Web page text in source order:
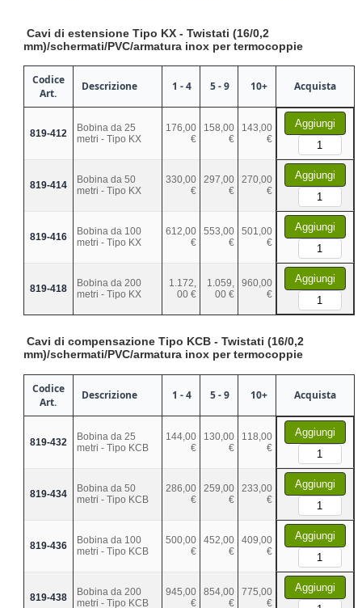
Cavi di estensione Tipo KX - Twistati (16/0,2
mm)/schermati/PVC/armatura inox per termocoppie
Codice
Art.
Descrizione 1 - 4 5 - 9 10+ Acquista
819-412
Bobina da 25
metri - Tipo KX
176,00
€
158,00
€
143,00
€
Aggiungi
819-414
Bobina da 50
metri - Tipo KX
330,00
€
297,00
€
270,00
€
Aggiungi
819-416
Bobina da 100
metri - Tipo KX
612,00
€
553,00
€
501,00
€
Aggiungi
819-418
Bobina da 200
metri - Tipo KX
1.172,
00 €
1.059,
00 €
960,00
€
Aggiungi
Cavi di compensazione Tipo KCB - Twistati (16/0,2
mm)/schermati/PVC/armatura inox per termocoppie
Codice
Art.
Descrizione 1 - 4 5 - 9 10+ Acquista
819-432
Bobina da 25
metri - Tipo KCB
144,00
€
130,00
€
118,00
€
Aggiungi
819-434
Bobina da 50
metri - Tipo KCB
286,00
€
259,00
€
233,00
€
Aggiungi
819-436
Bobina da 100
metri - Tipo KCB
500,00
€
452,00
€
409,00
€
Aggiungi
819-438
Bobina da 200
metri - Tipo KCB
945,00
€
854,00
€
775,00
€
Aggiungi